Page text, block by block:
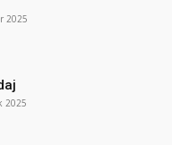
2025
2025